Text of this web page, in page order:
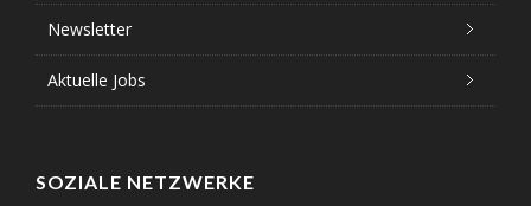
Newsletter
Aktuelle Jobs
SOZIALE NETZWERKE